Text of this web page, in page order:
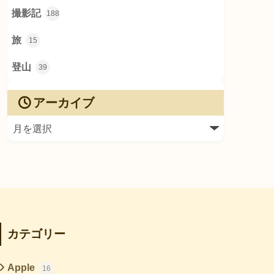
撮影記 188
旅 15
登山 39
アーカイブ
カテゴリー
Apple 16